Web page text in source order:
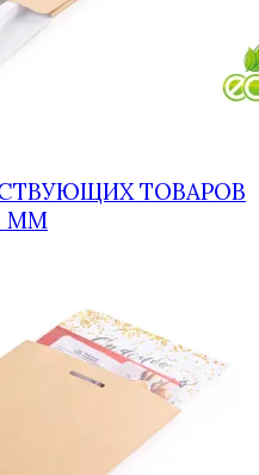
ТОВАРОВ
ММ